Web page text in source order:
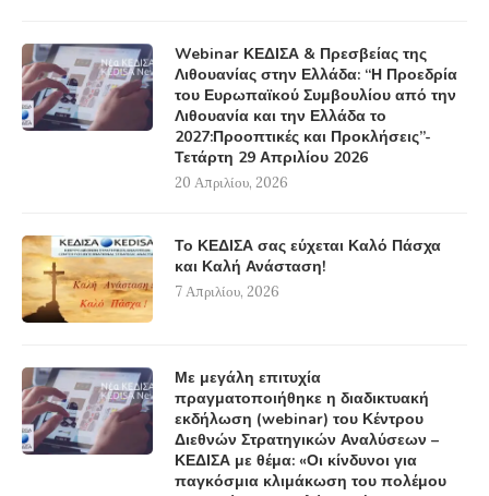
Webinar ΚΕΔΙΣΑ & Πρεσβείας της
Λιθουανίας στην Ελλάδα: “Η Προεδρία
του Ευρωπαϊκού Συμβουλίου από την
Λιθουανία και την Ελλάδα το
2027:Προοπτικές και Προκλήσεις”-
Τετάρτη 29 Απριλίου 2026
20 Απριλίου, 2026
Το ΚΕΔΙΣΑ σας εύχεται Καλό Πάσχα
και Καλή Ανάσταση!
7 Απριλίου, 2026
Με μεγάλη επιτυχία
πραγματοποιήθηκε η διαδικτυακή
εκδήλωση (webinar) του Κέντρου
Διεθνών Στρατηγικών Αναλύσεων –
ΚΕΔΙΣΑ με θέμα: «Οι κίνδυνοι για
παγκόσμια κλιμάκωση του πολέμου